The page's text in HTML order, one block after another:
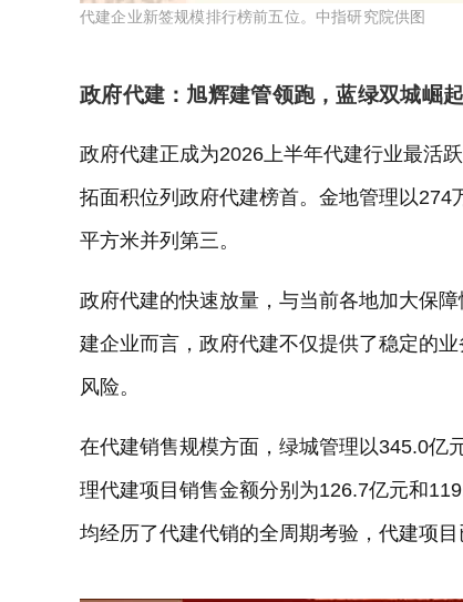
代建企业新签规模排行榜前五位。中指研究院供图
政府代建：旭辉建管领跑，蓝绿双城崛起
政府代建正成为2026上半年代建行业最活
拓面积位列政府代建榜首。金地管理以
平方米并列第三。
政府代建的快速放量，与当前各地加大保
建企业而言，政府代建不仅提供了稳定的
风险。
在代建销售规模方面，绿城管理以345.0亿
理代建项目销售金额分别为126.7亿元和
均经历了代建代销的全周期考验，代建项